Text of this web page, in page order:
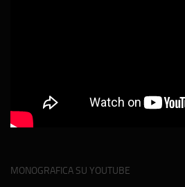
MONOGRAFICA SU YOUTUBE